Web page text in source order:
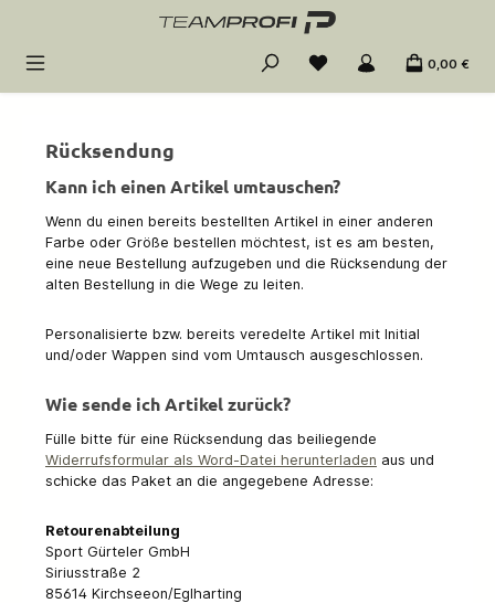
Zum Hauptinhalt springen
0,00 €
Rücksendung
Kann ich einen Artikel umtauschen?
Wenn du einen bereits bestellten Artikel in einer anderen
Farbe oder Größe bestellen möchtest, ist es am besten,
eine neue Bestellung aufzugeben und die Rücksendung der
alten Bestellung in die Wege zu leiten.
Personalisierte bzw. bereits veredelte Artikel mit Initial
und/oder Wappen sind vom Umtausch ausgeschlossen.
Wie sende ich Artikel zurück?
Fülle bitte für eine Rücksendung das beiliegende
Widerrufsformular als Word-Datei herunterladen aus und
schicke das Paket an die angegebene Adresse:
Retourenabteilung
Sport Gürteler GmbH
Siriusstraße 2
85614 Kirchseeon/Eglharting